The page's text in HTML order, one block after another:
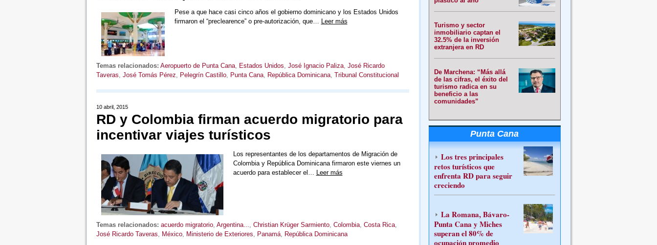
Pese a que hace casi cinco años el gobierno dominicano y los Estados Unidos
firmaron el “preclearence” o pre-autorización, que… Leer más
Temas relacionados: Aeropuerto de Punta Cana, Estados Unidos, José Ignacio Paliza, José Ricardo
Taveras, José Tomás Pérez, Pelegrín Castillo, Punta Cana, República Dominicana, Tribunal Constitucional
10 abril, 2015
RD y Colombia firman acuerdo migratorio para
incentivar viajes turísticos
Los representantes de los departamentos de Migración de
Colombia y República Dominicana firmaron este viernes un
acuerdo para establecer el… Leer más
Temas relacionados: acuerdo migratorio, Argentina..., Christian Krüger Sarmiento, Colombia, Costa Rica,
José Ricardo Taveras, México, Ministerio de Exteriores, Panamá, República Dominicana
Turismo y sector
inmobiliario captan el
32.5% de la inversión
extranjera en RD
De Marchena: “Más allá
de las cifras, el éxito del
turismo radica en su
beneficio a las
comunidades”
Punta Cana
Los tres principales
retos turísticos que
enfrenta RD para seguir
creciendo
La Romana, Bávaro-
Punta Cana y Miches
superan el 80% de
ocupación promedio